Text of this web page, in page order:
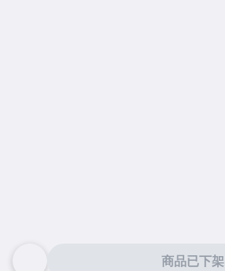
商品已下架